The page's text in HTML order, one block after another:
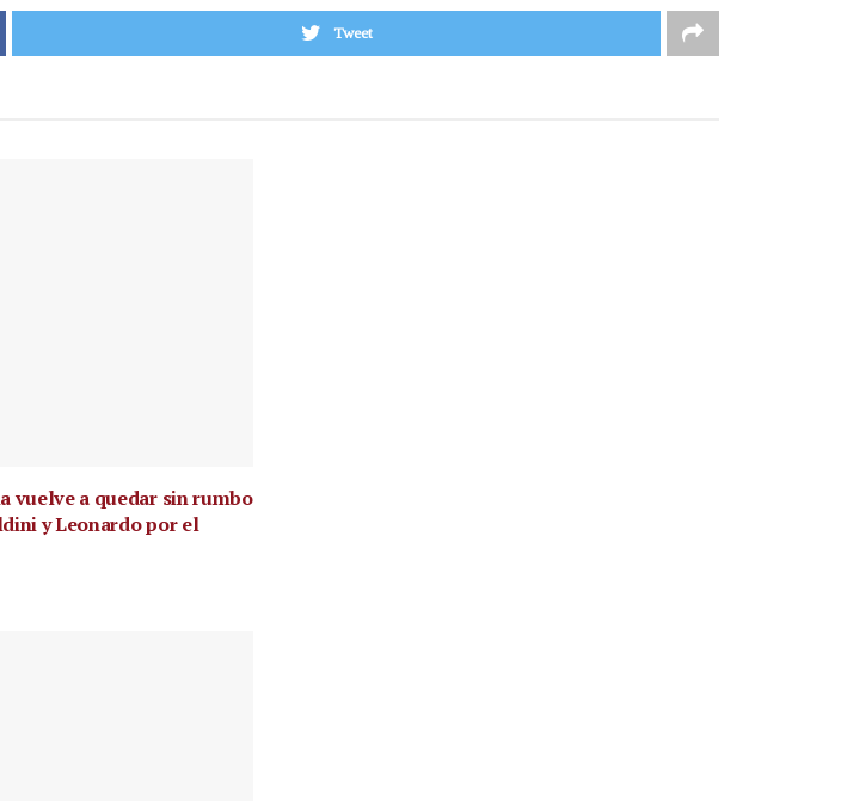
Tweet
vuelve a quedar sin rumbo
y Leonardo por el